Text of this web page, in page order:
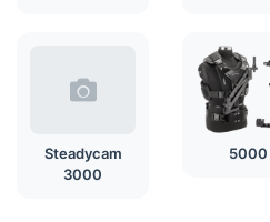
Steadycam
3000
5000